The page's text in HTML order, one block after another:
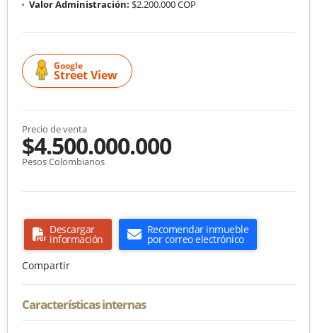
Valor Administración: $2.200.000 COP
Google
Street View
Precio de venta
$4.500.000.000
Pesos Colombianos
Descargar
información
Recomendar inmueble
por correo electrónico
Compartir
Características internas